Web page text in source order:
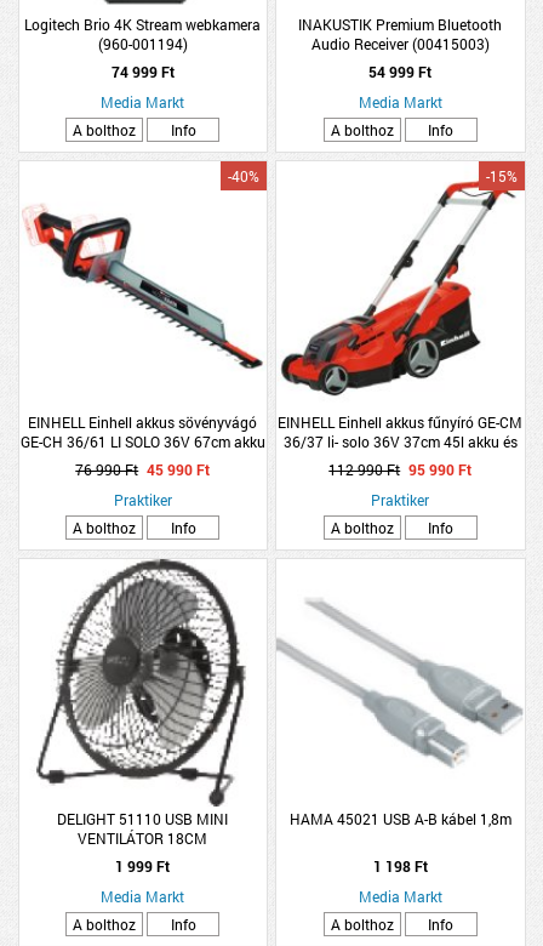
Logitech Brio 4K Stream webkamera
(960-001194)
74 999 Ft
Media Markt
A bolthoz
Info
INAKUSTIK Premium Bluetooth
Audio Receiver (00415003)
54 999 Ft
Media Markt
A bolthoz
Info
EINHELL Einhell akkus sövényvágó
GE-CH 36/61 LI SOLO 36V 67cm akku
és töltő nélkül
-40%
76 990 Ft 45 990 Ft
Praktiker
A bolthoz
Info
EINHELL Einhell akkus fűnyíró GE-CM
36/37 li- solo 36V 37cm 45l akku és
töltő nélkül
-15%
112 990 Ft 95 990 Ft
Praktiker
A bolthoz
Info
DELIGHT 51110 USB MINI
VENTILÁTOR 18CM
1 999 Ft
Media Markt
A bolthoz
Info
HAMA 45021 USB A-B kábel 1,8m
1 198 Ft
Media Markt
A bolthoz
Info